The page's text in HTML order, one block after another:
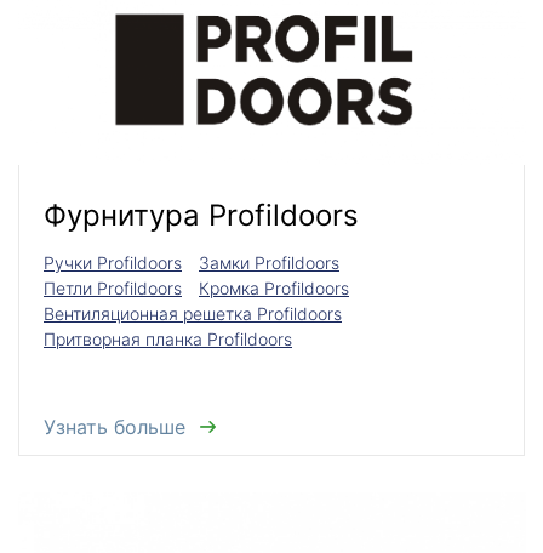
Фурнитура Profildoors
Ручки Profildoors
Замки Profildoors
Петли Profildoors
Кромка Profildoors
Вентиляционная решетка Profildoors
Притворная планка Profildoors
Узнать больше